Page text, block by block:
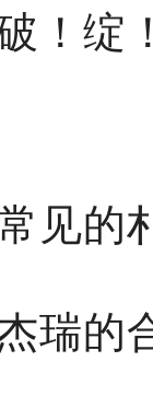
！绽
见的
瑞的